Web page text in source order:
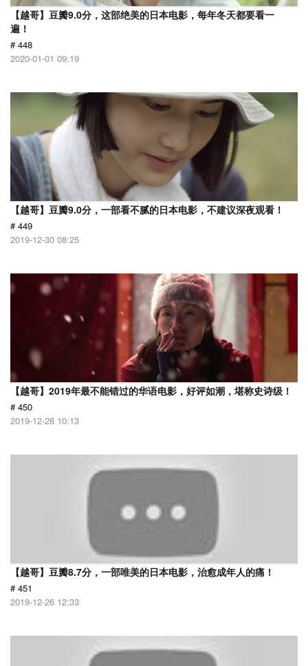
【越哥】豆瓣9.0分，这部绝美的日本电影，每年冬天都要看一
遍！
# 448
2020-01-01 09:19
【越哥】豆瓣9.0分，一部看不腻的日本电影，不建议深夜观看！
# 449
2019-12-30 08:25
【越哥】2019年最不能错过的华语电影，好评如潮，堪称史诗级！
# 450
2019-12-28 10:13
【越哥】豆瓣8.7分，一部唯美的日本电影，治愈成年人的痛！
# 451
2019-12-26 12:33